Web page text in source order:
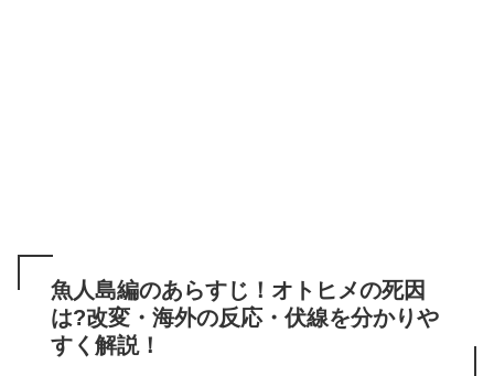
魚人島編のあらすじ！オトヒメの死因
は?改変・海外の反応・伏線を分かりや
すく解説！